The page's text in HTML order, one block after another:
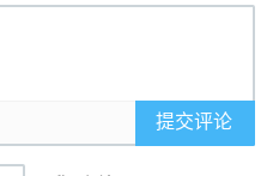
提交评论